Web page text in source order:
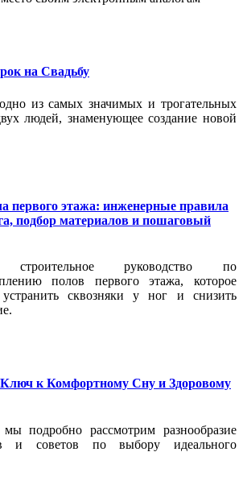
на Свадьбу
из самых значимых и трогательных
людей, знаменующее создание новой
первого этажа: инженерные правила
подбор материалов и пошаговый
строительное руководство по
полов первого этажа, которое
сквозняки у ног и снизить
Ключ к Комфортному Сну и Здоровому
подробно рассмотрим разнообразие
и советов по выбору идеального